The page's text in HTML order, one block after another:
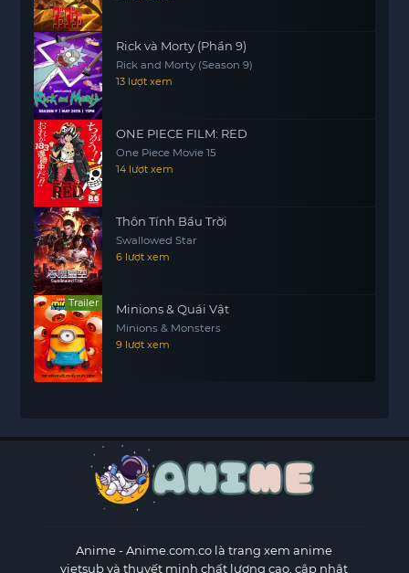
Rick và Morty (Phần 9)
Rick and Morty (Season 9)
13 lượt xem
ONE PIECE FILM: RED
One Piece Movie 15
14 lượt xem
Thôn Tính Bầu Trời
Swallowed Star
6 lượt xem
Trailer Minions & Quái Vật
Minions & Monsters
9 lượt xem
Anime- Anime.com.co là trang xem anime
vietsub và thuyết minh chất lượng cao, cập nhật